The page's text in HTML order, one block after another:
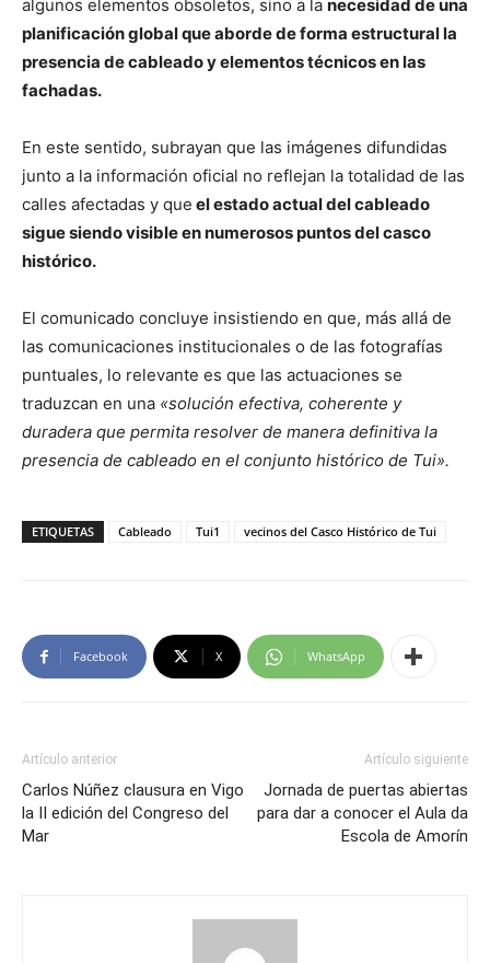
algunos elementos obsoletos, sino a la necesidad de una
planificación global que aborde de forma estructural la
presencia de cableado y elementos técnicos en las
fachadas.
En este sentido, subrayan que las imágenes difundidas
junto a la información oficial no reflejan la totalidad de las
calles afectadas y que el estado actual del cableado
sigue siendo visible en numerosos puntos del casco
histórico.
El comunicado concluye insistiendo en que, más allá de
las comunicaciones institucionales o de las fotografías
puntuales, lo relevante es que las actuaciones se
traduzcan en una «solución efectiva, coherente y
duradera que permita resolver de manera definitiva la
presencia de cableado en el conjunto histórico de Tui».
ETIQUETAS Cableado Tui1 vecinos del Casco Histórico de Tui
Facebook X WhatsApp
Artículo anterior
Carlos Núñez clausura en Vigo
la II edición del Congreso del
Mar
Artículo siguiente
Jornada de puertas abiertas
para dar a conocer el Aula da
Escola de Amorín